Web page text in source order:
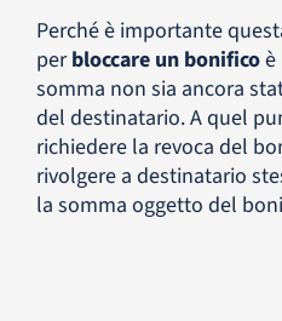
Perché è importante
perbloccare un bonificoè
somma non sia ancora
del destinatario. A quel
richiedere la revoca del
rivolgere a destinatario
la somma oggetto del